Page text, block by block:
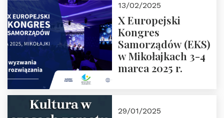
Zapraszamy
13/02/2025
X Europejski
Kongres
Samorządów (EKS)
w Mikołajkach 3-4
marca 2025 r.
29/01/2025